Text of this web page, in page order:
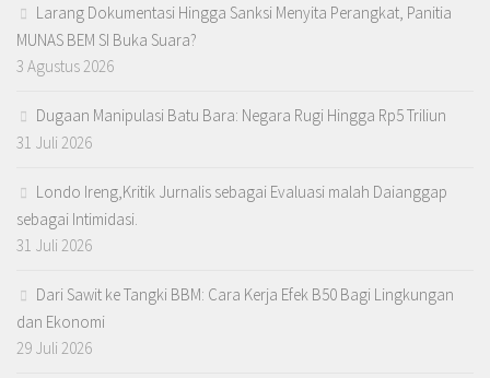
Larang Dokumentasi Hingga Sanksi Menyita Perangkat, Panitia
MUNAS BEM SI Buka Suara?
3 Agustus 2026
Dugaan Manipulasi Batu Bara: Negara Rugi Hingga Rp5 Triliun
31 Juli 2026
Londo Ireng,Kritik Jurnalis sebagai Evaluasi malah Daianggap
sebagai Intimidasi.
31 Juli 2026
Dari Sawit ke Tangki BBM: Cara Kerja Efek B50 Bagi Lingkungan
dan Ekonomi
29 Juli 2026